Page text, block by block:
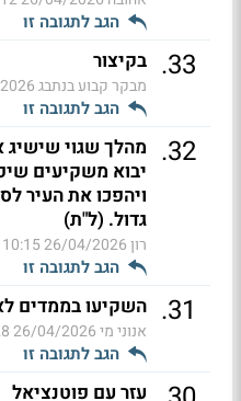
הגב לתגובה זו
33
. בקיצור
מבקר קבוע בנתבג11:28
הגב לתגובה זו
32
.
מהלך שגוי
יבוא משקיעים
ויהפכו את העיר
גדול. (ל"ת)
רון26/04/2026 10:15
הגב לתגובה זו
31
. השקיעו בממדים
אנוני מי26/04/2026 06:28
הגב לתגובה זו
עזר עם פוטנציאל